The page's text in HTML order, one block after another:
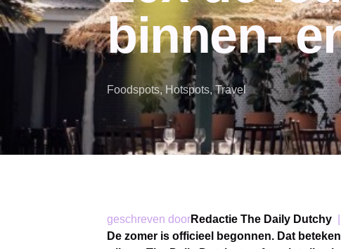
binnen-
Foodspots, Hotspots,Travel
geschreven doorRedactie The Daily Dutchy
De zomer is officieel begonnen. Dat